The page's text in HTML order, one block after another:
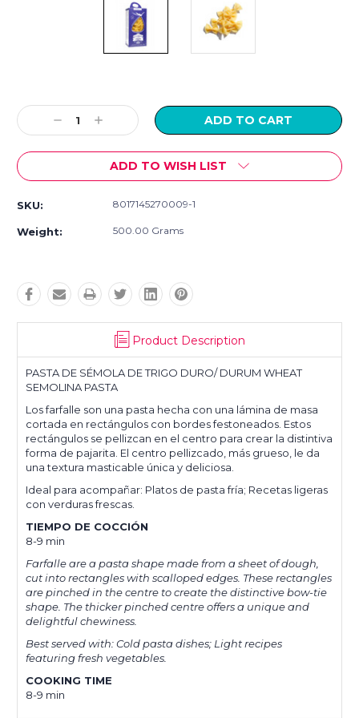
Stock:
Decrease
Quantity:
Increase
Quantity:
ADD TO WISH LIST
SKU: 8017145270009-1
Weight: 500.00 Grams
Product Description
PASTA DE SÉMOLA DE TRIGO DURO/ DURUM WHEAT
SEMOLINA PASTA
Los farfalle son una pasta hecha con una lámina de masa
cortada en rectángulos con bordes festoneados. Estos
rectángulos se pellizcan en el centro para crear la distintiva
forma de pajarita. El centro pellizcado, más grueso, le da
una textura masticable única y deliciosa.
Ideal para acompañar: Platos de pasta fría; Recetas ligeras
con verduras frescas.
TIEMPO DE COCCIÓN
8-9 min
Farfalle are a pasta shape made from a sheet of dough,
cut into rectangles with scalloped edges. These rectangles
are pinched in the centre to create the distinctive bow-tie
shape. The thicker pinched centre offers a unique and
delightful chewiness.
Best served with: Cold pasta dishes; Light recipes
featuring fresh vegetables.
COOKING TIME
8-9 min